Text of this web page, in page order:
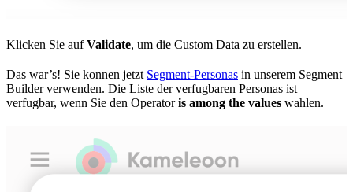
Klicken Sie aufValidate, um die Custom Data zu erstellen.
Das war’s! Sie konnen jetzt Segment-Personas in unserem Segment
Builder verwenden. Die Liste der verfugbaren Personas ist
verfugbar, wenn Sie den Operatoris among the values wahlen.